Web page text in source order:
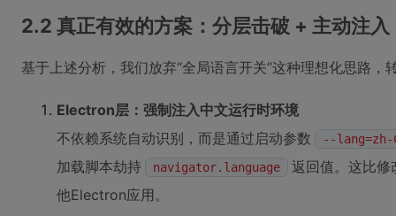
2.2 真正有效的方案：分层击破 + 主动注入
基于上述分析，我们放弃“全局语言开关”这种理想化思路，
Electron层：强制注入中文运行时环境
不依赖系统自动识别，而是通过启动参数
--lang=zh-
加载脚本劫持 navigator.language
返回值。这比修
他Electron应用。